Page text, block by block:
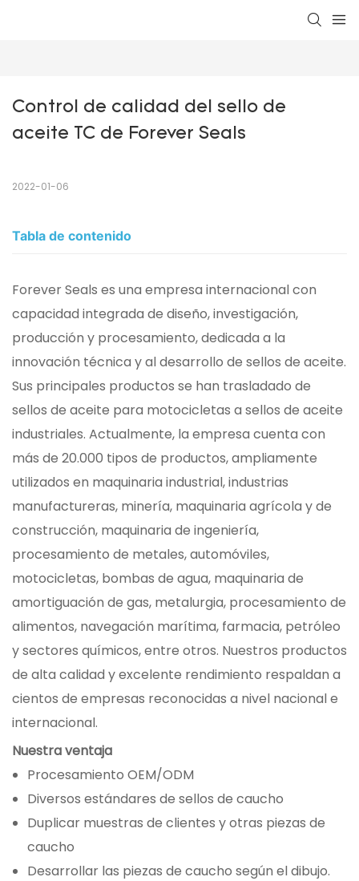
Control de calidad del sello de
aceite TC de Forever Seals
2022-01-06
Tabla de contenido
Forever Seals es una empresa internacional con
capacidad integrada de diseño, investigación,
producción y procesamiento, dedicada a la
innovación técnica y al desarrollo de sellos de aceite.
Sus principales productos se han trasladado de
sellos de aceite para motocicletas a sellos de aceite
industriales. Actualmente, la empresa cuenta con
más de 20.000 tipos de productos, ampliamente
utilizados en maquinaria industrial, industrias
manufactureras, minería, maquinaria agrícola y de
construcción, maquinaria de ingeniería,
procesamiento de metales, automóviles,
motocicletas, bombas de agua, maquinaria de
amortiguación de gas, metalurgia, procesamiento de
alimentos, navegación marítima, farmacia, petróleo
y sectores químicos, entre otros. Nuestros productos
de alta calidad y excelente rendimiento respaldan a
cientos de empresas reconocidas a nivel nacional e
internacional.
Nuestra ventaja
Procesamiento OEM/ODM
Diversos estándares de sellos de caucho
Duplicar muestras de clientes y otras piezas de
caucho
Desarrollar las piezas de caucho según el dibujo.